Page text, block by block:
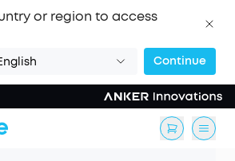
or region to access
Continue